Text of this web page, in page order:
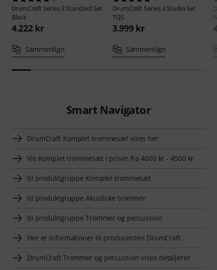
DrumCraft Series 3 Standard Set
Black
4.222 kr
Sammenlign
DrumCraft Series 3 Studio Set
TQS
3.999 kr
Sammenlign
Smart Navigator
DrumCraft Komplet trommesæt vises her
Vis Komplet trommesæt i priser fra 4000 kr - 4500 kr
til produktgruppe Komplet trommesæt
til produktgruppe Akustiske trommer
til produktgruppe Trommer og percussion
Her er informationer til producenten DrumCraft
DrumCraft Trommer og percussion vises detaljeret